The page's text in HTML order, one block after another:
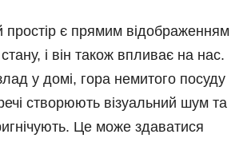
є прямим відображенням
і він також впливає на нас.
у домі, гора немитого посуду
створюють візуальний шум та
Це може здаватися